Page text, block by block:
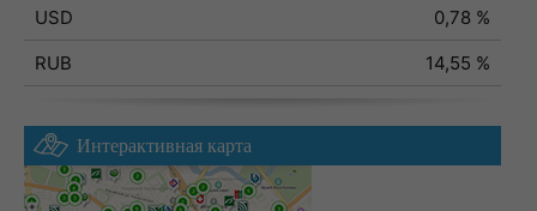
USD
0,78 %
RUB
14,55 %
Интерактивная карта